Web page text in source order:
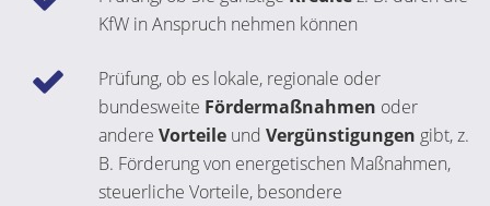
KfW in Anspruch nehmen können
Prüfung, ob es lokale, regionale oder
bundesweite Fördermaßnahmen oder
andere Vorteile und Vergünstigungen gibt, z.
B. Förderung von energetischen Maßnahmen,
steuerliche Vorteile, besondere